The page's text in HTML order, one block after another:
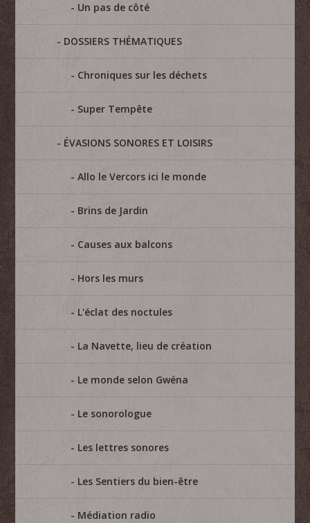
Un pas de côté
DOSSIERS THÉMATIQUES
Chroniques sur les déchets
Super Tempête
ÉVASIONS SONORES ET LOISIRS
Allo le Vercors ici le monde
Brins de Jardin
Causes aux balcons
Hors les murs
L'éclat des noctules
La Navette, lieu de création
Le monde selon Gwéna
Le sonorologue
Les lettres sonores
Les Sentiers du bien-être
Médiation radio